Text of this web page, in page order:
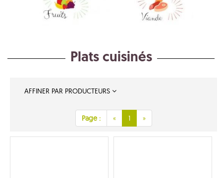
Plats cuisinés
AFFINER PAR PRODUCTEURS
Page : « 1 »